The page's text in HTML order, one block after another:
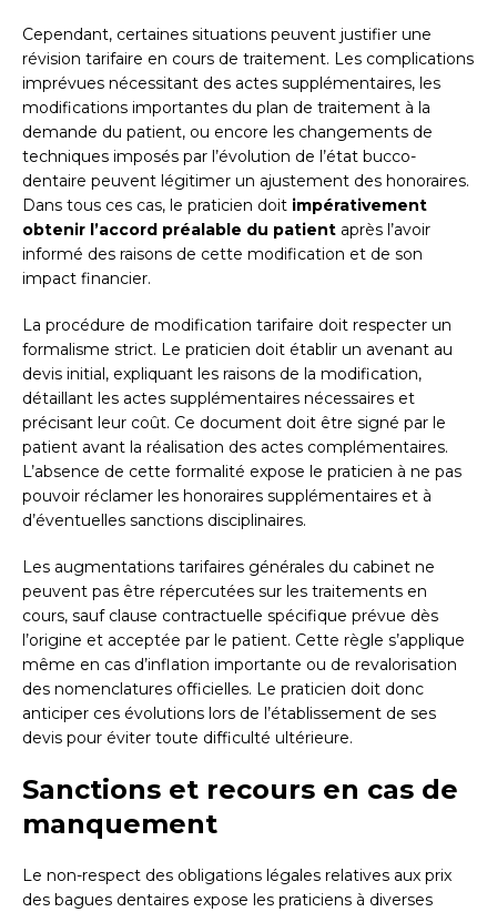
Cependant, certaines situations peuvent justifier une
révision tarifaire en cours de traitement. Les complications
imprévues nécessitant des actes supplémentaires, les
modifications importantes du plan de traitement à la
demande du patient, ou encore les changements de
techniques imposés par l’évolution de l’état bucco-
dentaire peuvent légitimer un ajustement des honoraires.
Dans tous ces cas, le praticien doit impérativement
obtenir l’accord préalable du patient après l’avoir
informé des raisons de cette modification et de son
impact financier.
La procédure de modification tarifaire doit respecter un
formalisme strict. Le praticien doit établir un avenant au
devis initial, expliquant les raisons de la modification,
détaillant les actes supplémentaires nécessaires et
précisant leur coût. Ce document doit être signé par le
patient avant la réalisation des actes complémentaires.
L’absence de cette formalité expose le praticien à ne pas
pouvoir réclamer les honoraires supplémentaires et à
d’éventuelles sanctions disciplinaires.
Les augmentations tarifaires générales du cabinet ne
peuvent pas être répercutées sur les traitements en
cours, sauf clause contractuelle spécifique prévue dès
l’origine et acceptée par le patient. Cette règle s’applique
même en cas d’inflation importante ou de revalorisation
des nomenclatures officielles. Le praticien doit donc
anticiper ces évolutions lors de l’établissement de ses
devis pour éviter toute difficulté ultérieure.
Sanctions et recours en cas de
manquement
Le non-respect des obligations légales relatives aux prix
des bagues dentaires expose les praticiens à diverses